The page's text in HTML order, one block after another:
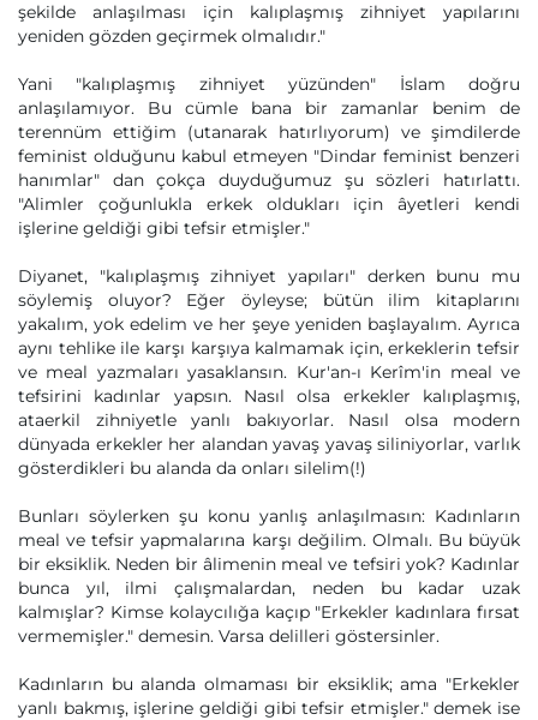
şekilde anlaşılması için kalıplaşmış zihniyet yapılarını
yeniden gözden geçirmek olmalıdır."
Yani "kalıplaşmış zihniyet yüzünden" İslam doğru
anlaşılamıyor. Bu cümle bana bir zamanlar benim de
terennüm ettiğim (utanarak hatırlıyorum) ve şimdilerde
feminist olduğunu kabul etmeyen "Dindar feminist benzeri
hanımlar" dan çokça duyduğumuz şu sözleri hatırlattı.
"Alimler çoğunlukla erkek oldukları için âyetleri kendi
işlerine geldiği gibi tefsir etmişler."
Diyanet, "kalıplaşmış zihniyet yapıları" derken bunu mu
söylemiş oluyor? Eğer öyleyse; bütün ilim kitaplarını
yakalım, yok edelim ve her şeye yeniden başlayalım. Ayrıca
aynı tehlike ile karşı karşıya kalmamak için, erkeklerin tefsir
ve meal yazmaları yasaklansın. Kur'an-ı Kerîm'in meal ve
tefsirini kadınlar yapsın. Nasıl olsa erkekler kalıplaşmış,
ataerkil zihniyetle yanlı bakıyorlar. Nasıl olsa modern
dünyada erkekler her alandan yavaş yavaş siliniyorlar, varlık
gösterdikleri bu alanda da onları silelim(!)
Bunları söylerken şu konu yanlış anlaşılmasın: Kadınların
meal ve tefsir yapmalarına karşı değilim. Olmalı. Bu büyük
bir eksiklik. Neden bir âlimenin meal ve tefsiri yok? Kadınlar
bunca yıl, ilmi çalışmalardan, neden bu kadar uzak
kalmışlar? Kimse kolaycılığa kaçıp "Erkekler kadınlara fırsat
vermemişler." demesin. Varsa delilleri göstersinler.
Kadınların bu alanda olmaması bir eksiklik; ama "Erkekler
yanlı bakmış, işlerine geldiği gibi tefsir etmişler." demek ise